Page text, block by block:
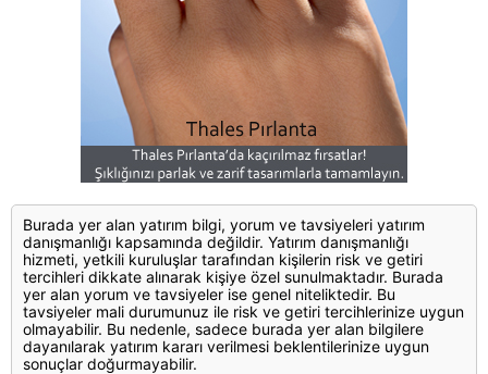
Burada yer alan yatırım bilgi, yorum ve tavsiyeleri yatırım
danışmanlığı kapsamında değildir. Yatırım danışmanlığı
hizmeti, yetkili kuruluşlar tarafından kişilerin risk ve getiri
tercihleri dikkate alınarak kişiye özel sunulmaktadır. Burada
yer alan yorum ve tavsiyeler ise genel niteliktedir. Bu
tavsiyeler mali durumunuz ile risk ve getiri tercihlerinize uygun
olmayabilir. Bu nedenle, sadece burada yer alan bilgilere
dayanılarak yatırım kararı verilmesi beklentilerinize uygun
sonuçlar doğurmayabilir.